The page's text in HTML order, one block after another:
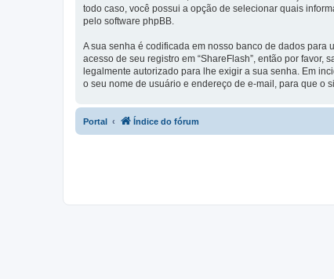
todo caso, você possui a opção de selecionar quais
pelo software phpBB.
A sua senha é codificada em nosso banco de dados para
acesso de seu registro em “ShareFlash”, então por
legalmente autorizado para lhe exigir a sua senha. Em
o seu nome de usuário e endereço de e-mail, para que o
Portal Índice do fórum